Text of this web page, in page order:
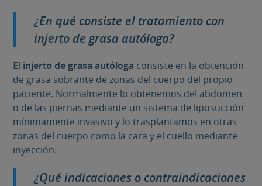
¿En qué consiste el tratamiento con
injerto de grasa autóloga?
El injerto de grasa autóloga consiste en la obtención
de grasa sobrante de zonas del cuerpo del propio
paciente. Normalmente lo obtenemos del abdomen
o de las piernas mediante un sistema de liposucción
mínimamente invasivo y lo trasplantamos en otras
zonas del cuerpo como la cara y el cuello mediante
inyección.
¿Qué indicaciones o contraindicaciones